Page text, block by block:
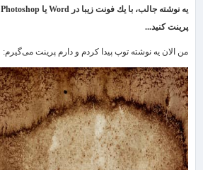
یه نوشته جالب، با یك فونت زیبا در Word یا Photoshop
پرینت كنید...
من الان یه نوشته توپ پیدا كردم و دارم پرینت می‌گیرم: